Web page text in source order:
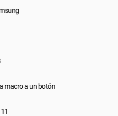
macro a un botón